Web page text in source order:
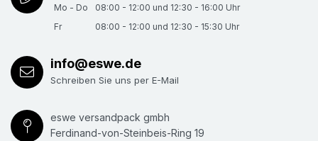
Mo - Do
08:00 - 12:00 und 12:30 - 16:00 Uhr
Fr
08:00 - 12:00 und 12:30 - 15:30 Uhr
info@eswe.de
Schreiben Sie uns per E-Mail
eswe versandpack gmbh
Ferdinand-von-Steinbeis-Ring 19